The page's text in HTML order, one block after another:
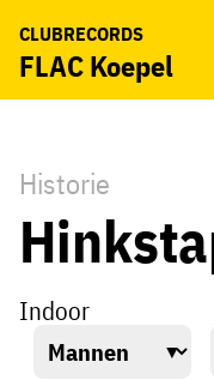
CLUBRECORDS
FLAC Koepel
Historie
Indoor